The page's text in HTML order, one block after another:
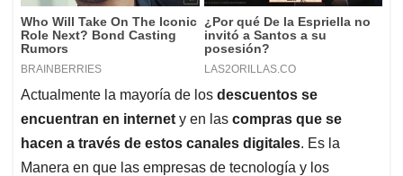
Actualmente la mayoría de los descuentos se
encuentran en internet y en las compras que se
hacen a través de estos canales digitales. Es la
Manera en que las empresas de tecnología y los